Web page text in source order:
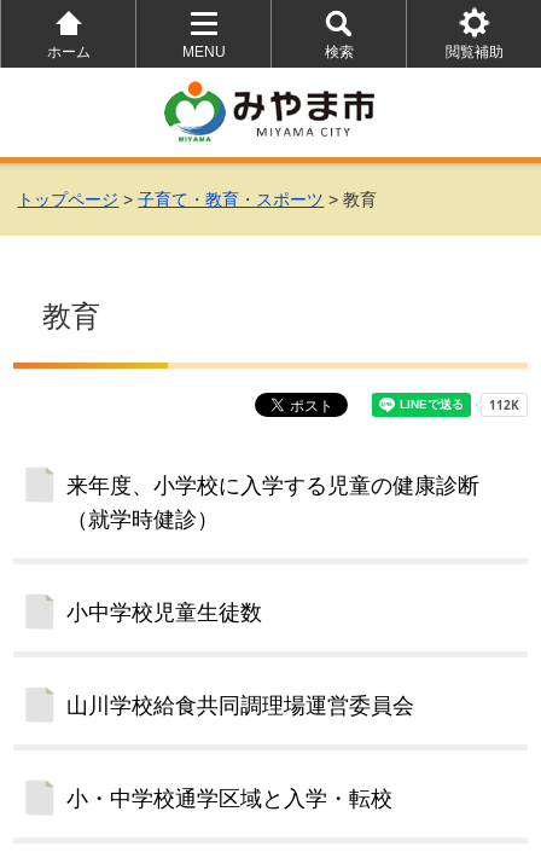
ホーム
MENU
を
開
く
検索
を
開
く
閲覧補助
を
トップページ >子育て・教育・スポーツ > 教育
教育
来年度、小学校に入学する児童の健康診断
（就学時健診）
小中学校児童生徒数
山川学校給食共同調理場運営委員会
小・中学校通学区域と入学・転校